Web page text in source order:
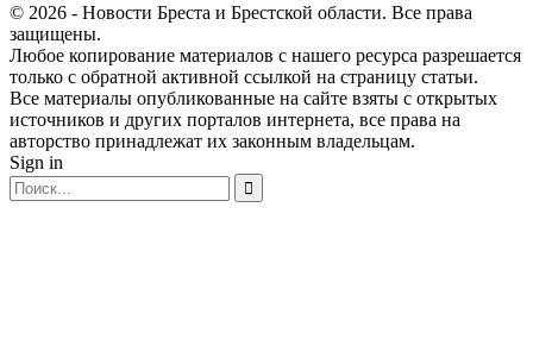
© 2026 - Новости Бреста и Брестской области. Все права
защищены.
Любое копирование материалов с нашего ресурса разрешается
только с обратной активной ссылкой на страницу статьи.
Все материалы опубликованные на сайте взяты с открытых
источников и других порталов интернета, все права на
авторство принадлежат их законным владельцам.
Sign in